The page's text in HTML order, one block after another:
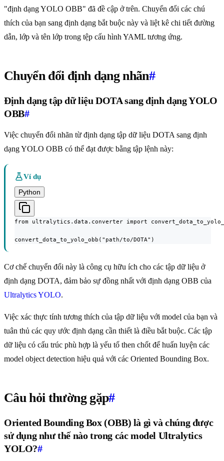
"định dạng YOLO OBB" đã đề cập ở trên. Chuyển đổi các chú
thích của bạn sang định dạng bắt buộc này và liệt kê chi tiết đường
dẫn, lớp và tên lớp trong tệp cấu hình YAML tương ứng.
Chuyển đổi định dạng nhãn#
Định dạng tập dữ liệu DOTA sang định dạng YOLO
OBB#
Việc chuyển đổi nhãn từ định dạng tập dữ liệu DOTA sang định
dạng YOLO OBB có thể đạt được bằng tập lệnh này:
Ví dụ
Python
from ultralytics.data.converter import
convert_dota_to_yolo_obb("path/to/DOTA")
Cơ chế chuyển đổi này là công cụ hữu ích cho các tập dữ liệu ở
định dạng DOTA, đảm bảo sự đồng nhất với định dạng OBB của
Ultralytics YOLO.
Việc xác thực tính tương thích của tập dữ liệu với model của bạn và
tuân thủ các quy ước định dạng cần thiết là điều bắt buộc. Các tập
dữ liệu có cấu trúc phù hợp là yếu tố then chốt để huấn luyện các
model object detection hiệu quả với các Oriented Bounding Box.
Câu hỏi thường gặp#
Oriented Bounding Box (OBB) là gì và chúng được
sử dụng như thế nào trong các model Ultralytics
YOLO?#